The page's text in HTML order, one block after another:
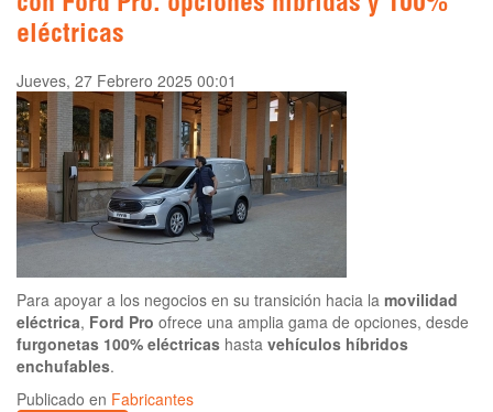
con Ford Pro: opciones híbridas y 100%
eléctricas
Jueves, 27 Febrero 2025 00:01
Para apoyar a los negocios en su transición hacia la movilidad
eléctrica, Ford Pro ofrece una amplia gama de opciones, desde
furgonetas 100% eléctricas hasta vehículos híbridos
enchufables.
Publicado en Fabricantes